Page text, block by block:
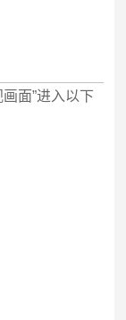
面”进入以下